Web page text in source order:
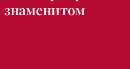
знаменитом